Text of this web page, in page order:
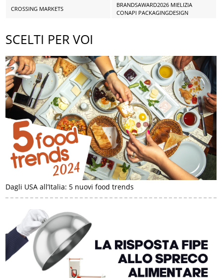
CROSSING MARKETS
BRANDSAWARD2026 MIELIZIA
CONAPI PACKAGINGDESIGN
SCELTI PER VOI
Dagli USA all’Italia: 5 nuovi food trends